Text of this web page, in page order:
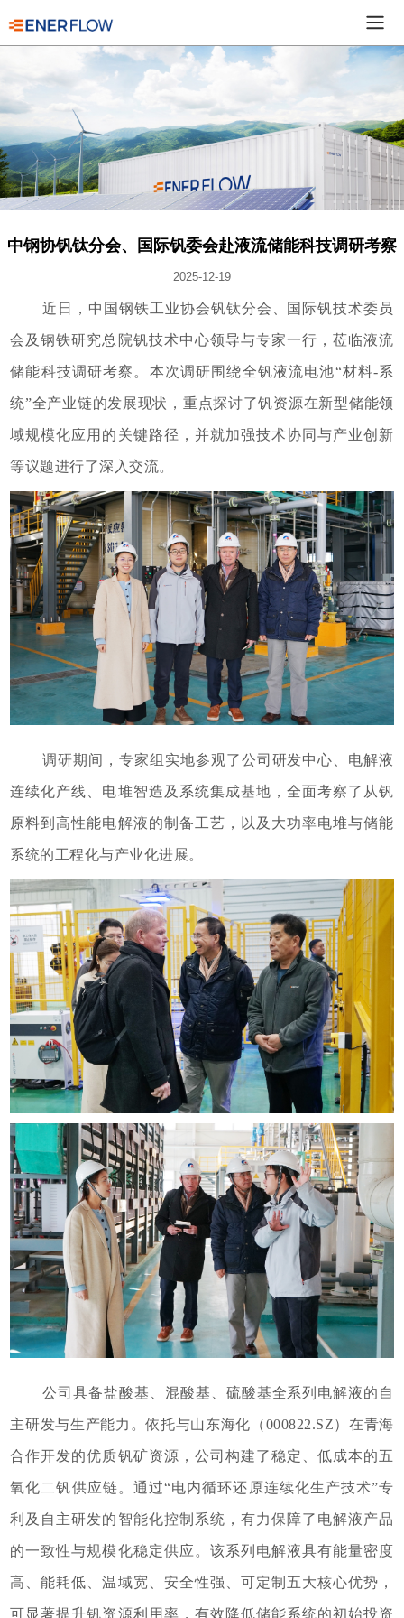
中钢协钒钛分会、国际钒委会赴液流储能科技调研考察
2025-12-19
近日，中国钢铁工业协会钒钛分会、国际钒技术委员
会及钢铁研究总院钒技术中心领导与专家一行，莅临液流
储能科技调研考察。本次调研围绕全钒液流电池“材料-系
统”全产业链的发展现状，重点探讨了钒资源在新型储能领
域规模化应用的关键路径，并就加强技术协同与产业创新
等议题进行了深入交流。
调研期间，专家组实地参观了公司研发中心、电解液
连续化产线、电堆智造及系统集成基地，全面考察了从钒
原料到高性能电解液的制备工艺，以及大功率电堆与储能
系统的工程化与产业化进展。
公司具备盐酸基、混酸基、硫酸基全系列电解液的自
主研发与生产能力。依托与山东海化（000822.SZ）在青海
合作开发的优质钒矿资源，公司构建了稳定、低成本的五
氧化二钒供应链。通过“电内循环还原连续化生产技术”专
利及自主研发的智能化控制系统，有力保障了电解液产品
的一致性与规模化稳定供应。该系列电解液具有能量密度
高、能耗低、温域宽、安全性强、可定制五大核心优势，
可显著提升钒资源利用率，有效降低储能系统的初始投资